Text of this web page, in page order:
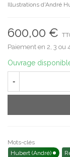
Illustrations d'André
600,00 €
Paiement en 2, 3
Ouvrage
-
Mots-clés
Hubert (André)